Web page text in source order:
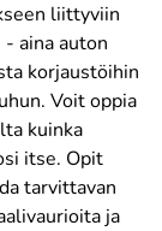
liittyviin
aina auton
korjaustöihin
Voit oppia
kuinka
itse. Opit
tarvittavan
ja